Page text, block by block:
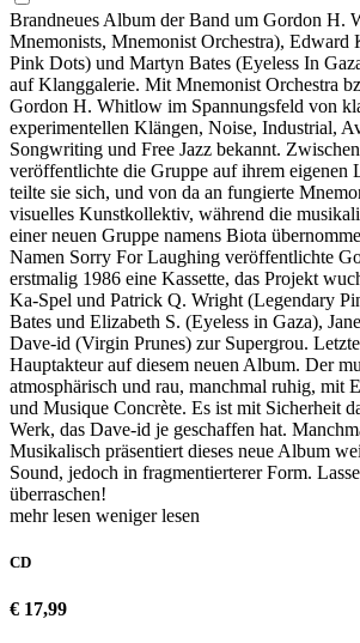
Brandneues Album der Band um Gordon H.
Mnemonists, Mnemonist Orchestra), Edward
Pink Dots) und Martyn Bates (Eyeless In
auf Klanggalerie. Mit Mnemonist Orchestra
Gordon H. Whitlow im Spannungsfeld von
experimentellen Klängen, Noise, Industrial,
Songwriting und Free Jazz bekannt.
veröffentlichte die Gruppe auf ihrem eigenen
teilte sie sich, und von da an fungierte
visuelles Kunstkollektiv, während die
einer neuen Gruppe namens Biota
Namen Sorry For Laughing veröffentlichte
erstmalig 1986 eine Kassette, das Projekt
Ka-Spel und Patrick Q. Wright (Legendary
Bates und Elizabeth S. (Eyeless in Gaza),
Dave-id (Virgin Prunes) zur Supergrou.
Hauptakteur auf diesem neuen Album. Der
atmosphärisch und rau, manchmal ruhig, mit
und Musique Concrète. Es ist mit Sicherheit
Werk, das Dave-id je geschaffen hat.
Musikalisch präsentiert dieses neue Album
Sound, jedoch in fragmentierterer Form.
überraschen!
mehr lesen weniger lesen
CD
€ 17,99